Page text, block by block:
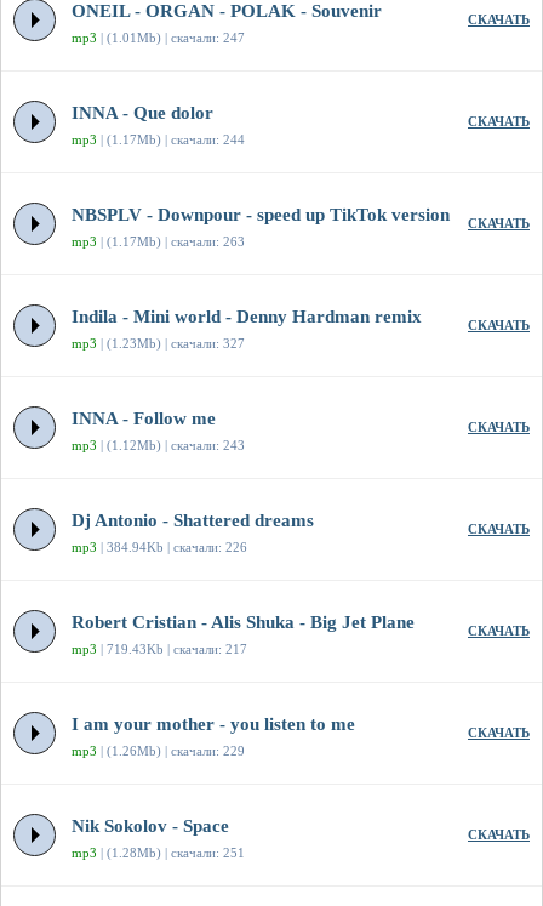
ONEIL - ORGAN - POLAK - Souvenir
mp3 | (1.01Mb) | скачали: 247
СКАЧАТЬ
INNA - Que dolor
mp3 | (1.17Mb) | скачали: 244
СКАЧАТЬ
NBSPLV - Downpour - speed up TikTok version
mp3 | (1.17Mb) | скачали: 263
СКАЧАТЬ
Indila - Mini world - Denny Hardman remix
mp3 | (1.23Mb) | скачали: 327
СКАЧАТЬ
INNA - Follow me
mp3 | (1.12Mb) | скачали: 243
СКАЧАТЬ
Dj Antonio - Shattered dreams
mp3 | 384.94Kb | скачали: 226
СКАЧАТЬ
Robert Cristian - Alis Shuka - Big Jet Plane
mp3 | 719.43Kb | скачали: 217
СКАЧАТЬ
I am your mother - you listen to me
mp3 | (1.26Mb) | скачали: 229
СКАЧАТЬ
Nik Sokolov - Space
mp3 | (1.28Mb) | скачали: 251
СКАЧАТЬ